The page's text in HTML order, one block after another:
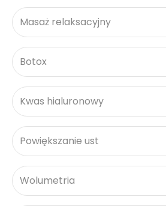
Masaż relaksacyjny
Botox
Kwas hialuronowy
Powiększanie ust
Wolumetria